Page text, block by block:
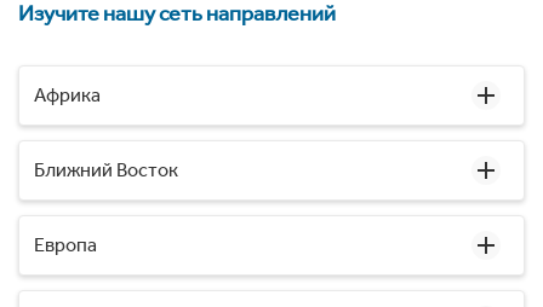
Изучите нашу сеть направлений
Африка
Ближний Восток
Европа